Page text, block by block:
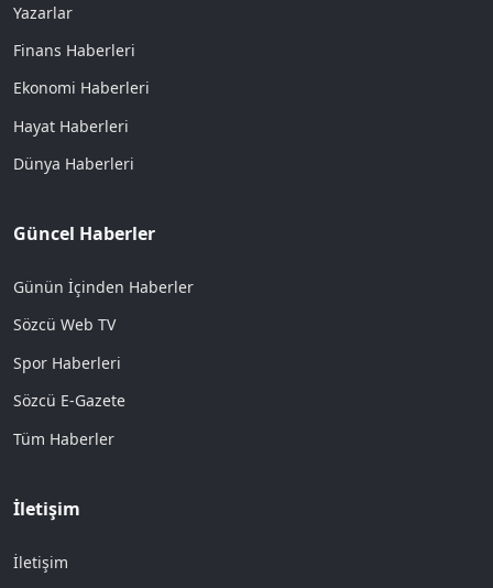
Yazarlar
Finans Haberleri
Ekonomi Haberleri
Hayat Haberleri
Dünya Haberleri
Güncel Haberler
Günün İçinden Haberler
Sözcü Web TV
Spor Haberleri
Sözcü E-Gazete
Tüm Haberler
İletişim
İletişim